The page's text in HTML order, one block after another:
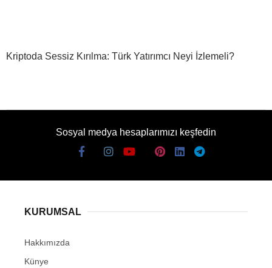
Kriptoda Sessiz Kırılma: Türk Yatırımcı Neyi İzlemeli?
Sosyal medya hesaplarımızı keşfedin
KURUMSAL
Hakkımızda
Künye